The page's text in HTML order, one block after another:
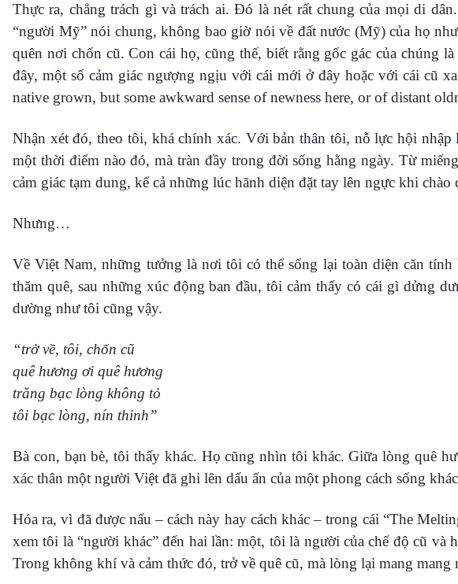
Thực ra, chẳng trách gì và trách ai. Đó là nét rất chung của mọi di
“người Mỹ” nói chung, không bao giờ nói về đất nước (Mỹ) của họ
quên nơi chốn cũ. Con cái họ, cũng thế, biết rằng gốc gác của
đây, một số cảm giác ngượng ngịu với cái mới ở đây hoặc với cái cũ
native grown, but some awkward sense of newness here, or of distant
Nhận xét đó, theo tôi, khá chính xác. Với bản thân tôi, nỗ lực hội
một thời điểm nào đó, mà tràn đầy trong đời sống hằng ngày. Từ
cảm giác tạm dung, kể cả những lúc hãnh diện đặt tay lên ngực khi
Nhưng…
Về Việt Nam, những tưởng là nơi tôi có thể sống lại toàn diện căn
thăm quê, sau những xúc động ban đầu, tôi cảm thấy có cái gì dửng
dường như tôi cũng vậy.
“trở về, tôi, chốn cũ
quê hương ơi quê hương
trăng bạc lòng không tỏ
tôi bạc lòng, nín thinh”
Bà con, bạn bè, tôi thấy khác. Họ cũng nhìn tôi khác. Giữa lòng quê
xác thân một người Việt đã ghi lên dấu ấn của một phong cách sống
Hóa ra, vì đã được nấu – cách này hay cách khác – trong cái “The
xem tôi là “người khác” đến hai lần: một, tôi là người của chế độ cũ
Trong không khí và cảm thức đó, trở về quê cũ, mà lòng lại mang